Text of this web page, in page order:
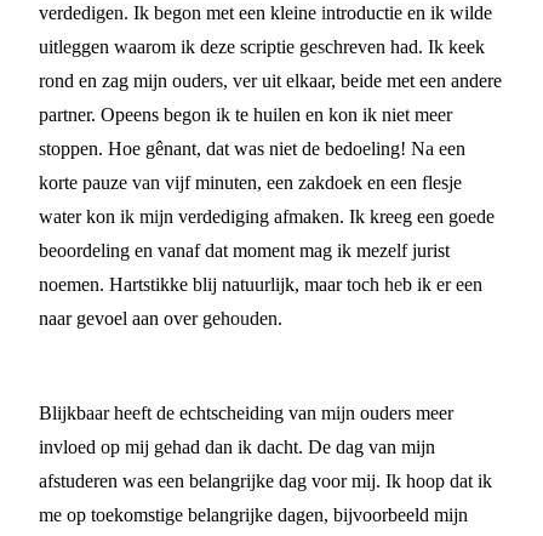
verdedigen. Ik begon met een kleine introductie en ik wilde
uitleggen waarom ik deze scriptie geschreven had. Ik keek
rond en zag mijn ouders, ver uit elkaar, beide met een andere
partner. Opeens begon ik te huilen en kon ik niet meer
stoppen. Hoe gênant, dat was niet de bedoeling! Na een
korte pauze van vijf minuten, een zakdoek en een flesje
water kon ik mijn verdediging afmaken. Ik kreeg een goede
beoordeling en vanaf dat moment mag ik mezelf jurist
noemen. Hartstikke blij natuurlijk, maar toch heb ik er een
naar gevoel aan over gehouden.
Blijkbaar heeft de echtscheiding van mijn ouders meer
invloed op mij gehad dan ik dacht. De dag van mijn
afstuderen was een belangrijke dag voor mij. Ik hoop dat ik
me op toekomstige belangrijke dagen, bijvoorbeeld mijn